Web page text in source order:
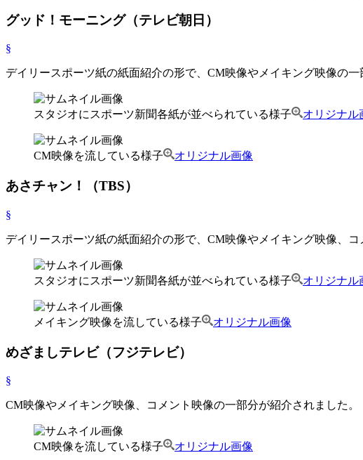
グッド！モーニング（テレビ朝日）
§
デイリースポーツ紙の紙面紹介の形で、CM映像やメイキング映像の一
スタジオにスポーツ新聞各紙が並べられている様子 オリジナル
CM映像を流している様子 オリジナル画像
あさチャン！（TBS）
§
デイリースポーツ紙の紙面紹介の形で、CM映像やメイキング映像、コ
スタジオにスポーツ新聞各紙が並べられている様子 オリジナル
メイキング映像を流している様子 オリジナル画像
めざましテレビ（フジテレビ）
§
CM映像やメイキング映像、コメント映像の一部分が紹介されました。
CM映像を流している様子 オリジナル画像